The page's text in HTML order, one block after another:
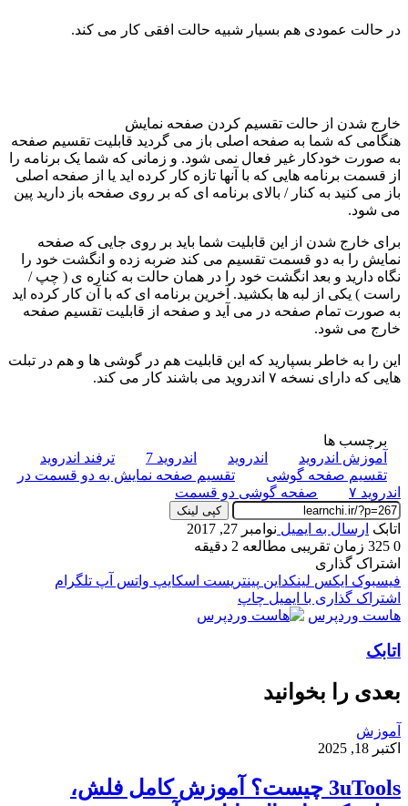
در حالت عمودی هم بسیار شبیه حالت افقی کار می کند.
خارج شدن از حالت تقسیم کردن صفحه نمایش
هنگامی که شما به صفحه اصلی باز می گردید قابلیت تقسیم صفحه
به صورت خودکار غیر فعال نمی شود. و زمانی که شما یک برنامه را
از قسمت برنامه هایی که با آنها تازه کار کرده اید یا از صفحه اصلی
باز می کنید به کنار / بالای برنامه ای که بر روی صفحه باز دارید پین
می شود.
برای خارج شدن از این قابلیت شما باید بر روی جایی که صفحه
نمایش را به دو قسمت تقسیم می کند ضربه زده و انگشت خود را
نگاه دارید و بعد انگشت خود را در همان حالت به کناره ی ( چپ /
راست ) یکی از لبه ها بکشید. آخرین برنامه ای که با آن کار کرده اید
به صورت تمام صفحه در می آید و صفحه از قابلیت تقسیم صفحه
خارج می شود.
این را به خاطر بسپارید که این قابلیت هم در گوشی ها و هم در تبلت
هایی که دارای نسخه ۷ اندروید می باشند کار می کند.
برچسب ها
آموزش اندروید
اندروید اندروید 7
ترفند اندروید
تقسیم صفحه گوشی
تقسیم صفحه نمایش به دو قسمت در
اندروید ۷
صفحه گوشی دو قسمت
کپی لینک
اتابک ارسال به ایمیل نوامبر 27, 2017
0
زمان تقریبی مطالعه 2 دقیقه
اشتراک گذاری
فیسبوک ایکس لینکداین پینتریست اسکایپ واتس آپ تلگرام
اشتراک گذاری با ایمیل چاپ
هاست وردپرس
اتابک
بعدی را بخوانید
آموزش
اکتبر 18, 2025
3uTools چیست؟ آموزش کامل فلش،